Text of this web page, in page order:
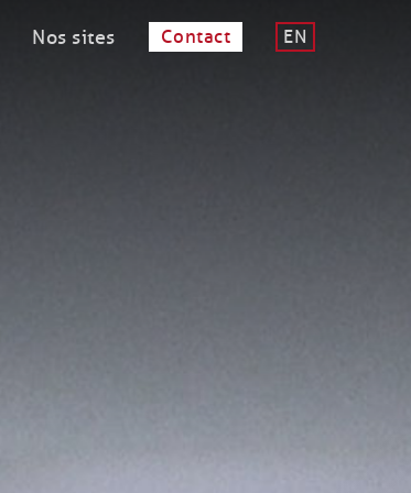
Nos sites Contact EN